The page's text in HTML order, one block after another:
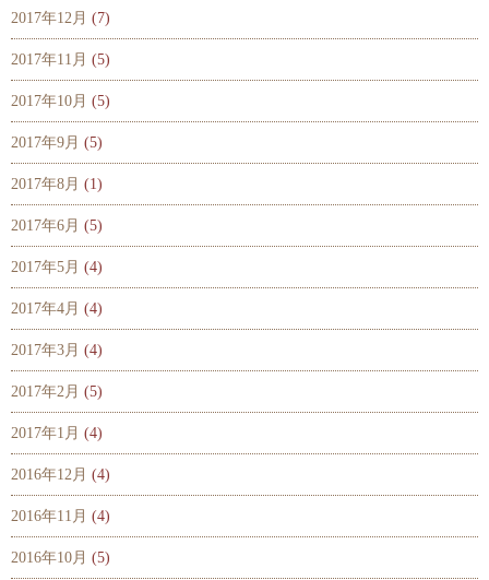
2017年12月 (7)
2017年11月 (5)
2017年10月 (5)
2017年9月 (5)
2017年8月 (1)
2017年6月 (5)
2017年5月 (4)
2017年4月 (4)
2017年3月 (4)
2017年2月 (5)
2017年1月 (4)
2016年12月 (4)
2016年11月 (4)
2016年10月 (5)